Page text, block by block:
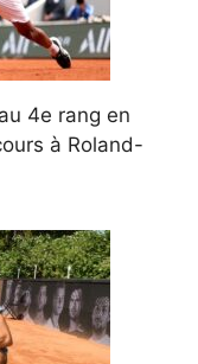
4e rang en
à Roland-